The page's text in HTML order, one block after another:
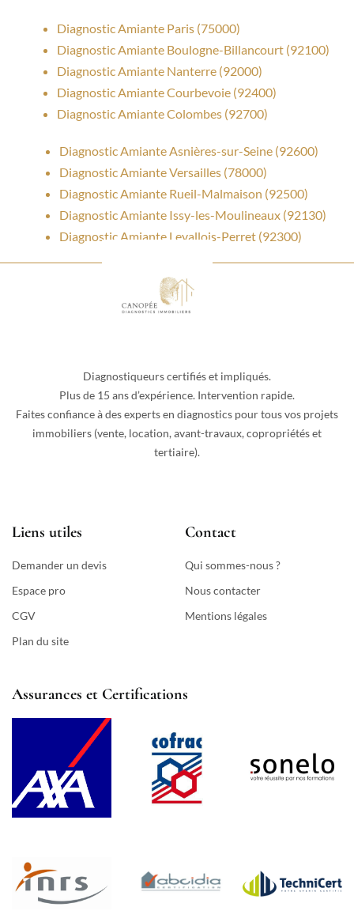
Diagnostic Amiante Paris (75000)
Diagnostic Amiante Boulogne-Billancourt (92100)
Diagnostic Amiante Nanterre (92000)
Diagnostic Amiante Courbevoie (92400)
Diagnostic Amiante Colombes (92700)
Diagnostic Amiante Asnières-sur-Seine (92600)
Diagnostic Amiante Versailles (78000)
Diagnostic Amiante Rueil-Malmaison (92500)
Diagnostic Amiante Issy-les-Moulineaux (92130)
Diagnostic Amiante Levallois-Perret (92300)
Diagnostiqueurs certifiés et impliqués.
Plus de 15 ans d’expérience. Intervention rapide.
Faites confiance à des experts en diagnostics pour tous vos projets
immobiliers (vente, location, avant-travaux, copropriétés et
tertiaire).
Liens utiles
Demander un devis
Espace pro
CGV
Plan du site
Contact
Qui sommes-nous ?
Nous contacter
Mentions légales
Assurances et Certifications